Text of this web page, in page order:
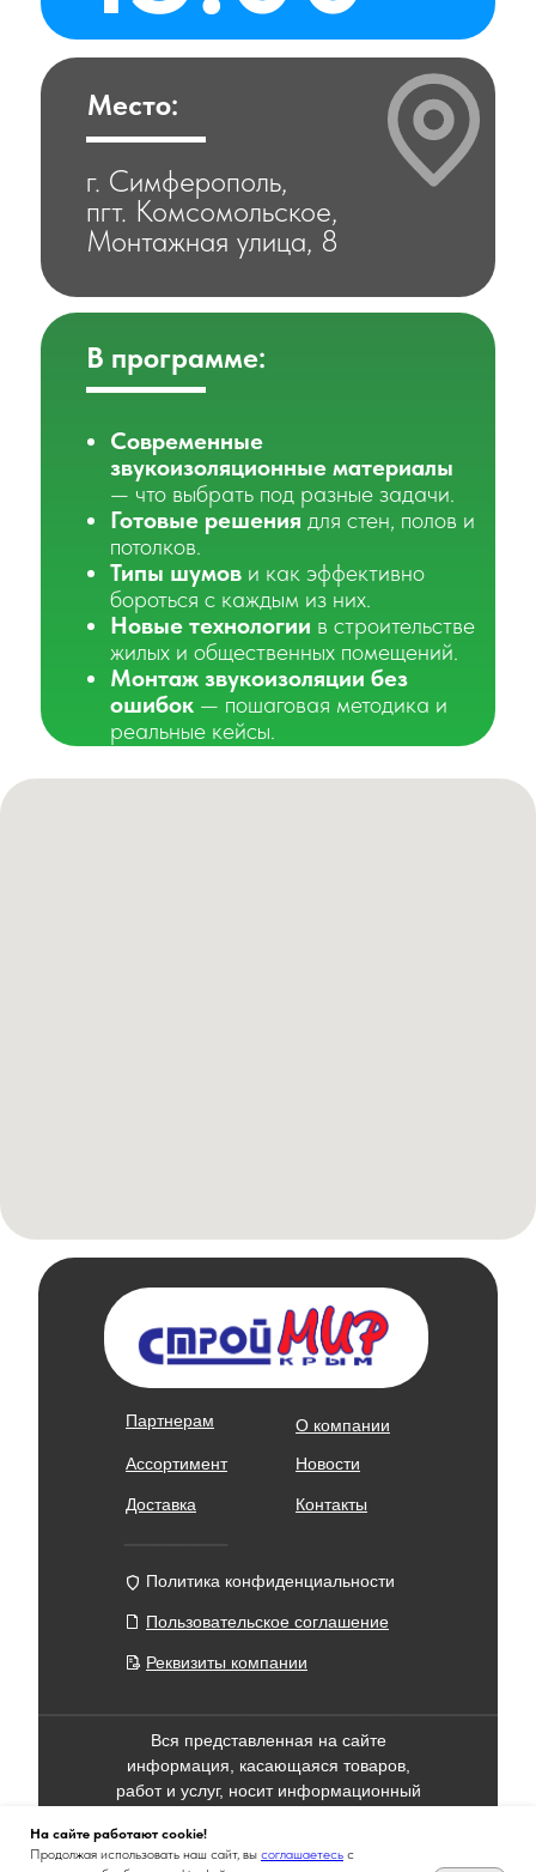
На сайте работают cookie!
Продолжая использовать наш сайт, вы соглашаетесь с
В программе:
Современные
звукоизоляционные материалы
— что выбрать под разные задачи.
Готовые решения для стен, полов и
потолков.
Типы шумов и как эффективно
бороться с каждым из них.
Новые технологии в строительстве
жилых и общественных помещений.
Монтаж звукоизоляции без
ошибок — пошаговая методика и
реальные кейсы.
г. Симферополь,
пгт. Комсомольское,
Монтажная улица, 8
Место:
Вся представленная на сайте
информация, касающаяся товаров,
работ и услуг, носит информационный
офертой, определяемой положениями
ст. 437 Гражданского Кодекса РФ. Все
Политика конфиденциальности
Реквизиты компании
Пользовательское соглашение
Новости
Контакты
Партнерам О компании
Доставка
Ассортимент